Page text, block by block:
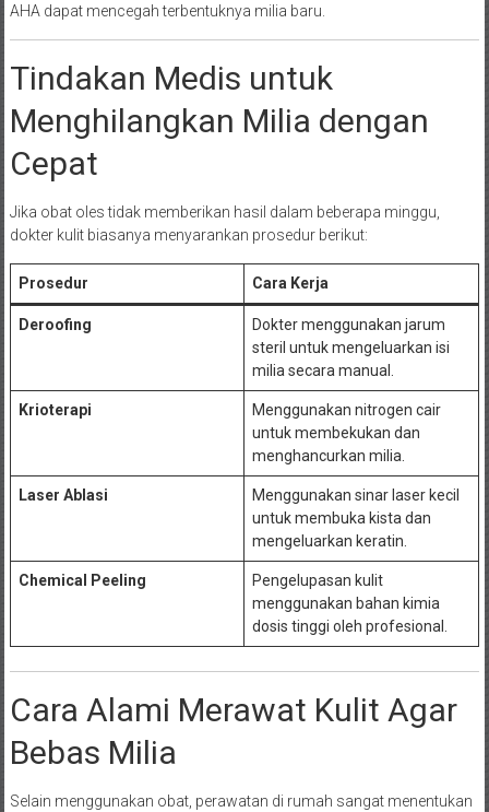
AHA dapat mencegah terbentuknya milia baru.
Tindakan Medis untuk
Menghilangkan Milia dengan
Cepat
Jika obat oles tidak memberikan hasil dalam beberapa minggu,
dokter kulit biasanya menyarankan prosedur berikut:
Prosedur Cara Kerja
Deroofing
Dokter menggunakan jarum
steril untuk mengeluarkan isi
milia secara manual.
Krioterapi
Menggunakan nitrogen cair
untuk membekukan dan
menghancurkan milia.
Laser Ablasi
Menggunakan sinar laser kecil
untuk membuka kista dan
mengeluarkan keratin.
Chemical Peeling
Pengelupasan kulit
menggunakan bahan kimia
dosis tinggi oleh profesional.
Cara Alami Merawat Kulit Agar
Bebas Milia
Selain menggunakan obat, perawatan di rumah sangat menentukan